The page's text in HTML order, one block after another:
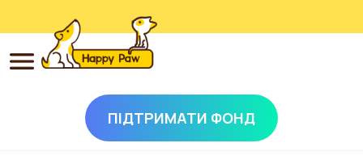
ПІДТРИМАТИ ФОНД